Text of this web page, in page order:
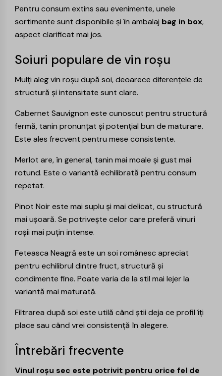
Pentru consum extins sau evenimente, unele
sortimente sunt disponibile și în ambalaj bag in box,
aspect clarificat mai jos.
Soiuri populare de vin roșu
Mulți aleg vin roșu după soi, deoarece diferențele de
structură și intensitate sunt clare.
Cabernet Sauvignon este cunoscut pentru structură
fermă, tanin pronunțat și potențial bun de maturare.
Este ales frecvent pentru mese consistente.
Merlot are, în general, tanin mai moale și gust mai
rotund. Este o variantă echilibrată pentru consum
repetat.
Pinot Noireste mai suplu și mai delicat, cu structură
mai ușoară. Se potrivește celor care preferă vinuri
roșii mai puțin intense.
Feteasca Neagră este un soi românesc apreciat
pentru echilibrul dintre fruct, structură și
condimente fine. Poate varia de la stil mai lejer la
variantă mai maturată.
Filtrarea după soi este utilă când știi deja ce profil îți
place sau când vrei consistență în alegere.
Întrebări frecvente
Vinul roșu sec este potrivit pentru orice fel de